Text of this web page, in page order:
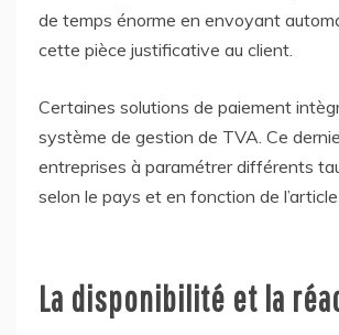
de temps énorme en envoyant
cette pièce justificative au client.
Certaines solutions de paiement
système de gestion de TVA. Ce
entreprises à paramétrer différents
selon le pays et en fonction de
La disponibilité et la